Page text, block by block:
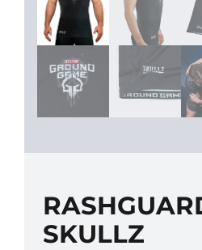
SKULLZ